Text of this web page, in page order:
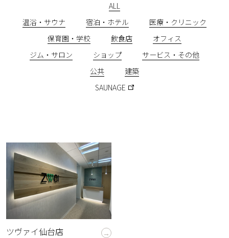
施工に関するご相談・ご依頼
パートナー募集
採用について
ALL
温浴・サウナ
宿泊・ホテル
医療・クリニック
保育園・学校
飲食店
オフィス
ジム・サロン
ショップ
サービス・その他
公共
建築
SAUNAGE
ツヴァイ仙台店